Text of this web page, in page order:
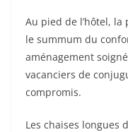
Au pied de l’hôtel, la
le summum du
aménagement
vacanciers de
compromis.
Les chaises longues